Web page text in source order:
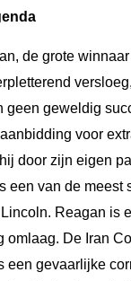
de grote
geen geweldig
voor
door zijn eigen
een van de meest
Reagan is
omlaag. De Iran
een gevaarlijke